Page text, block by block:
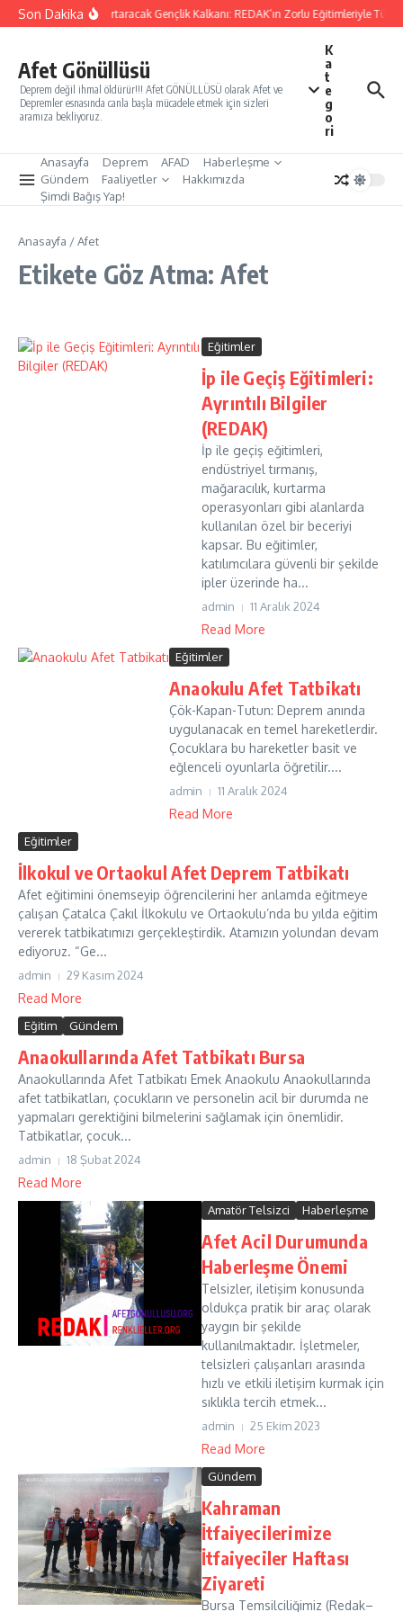
İçeriğe atla
Son DakikaYarınları Kurtaracak Gençlik Kalkanı: REDAK’ın Zorlu Eğitimleriyle
Afet Gönüllüsü
Deprem değil ihmal öldürür!!! Afet GÖNÜLLÜSÜ olarak Afet ve
Depremler esnasında canla başla mücadele etmek için sizleri
aramıza bekliyoruz.
K
a
t
e
g
o
ri
Anasayfa Deprem AFAD
Haberleşme
Gündem
Faaliyetler
Hakkımızda
Şimdi Bağış Yap!
Anasayfa /Afet
Etikete Göz Atma: Afet
Eğitimler
İp ile Geçiş Eğitimleri:
Ayrıntılı Bilgiler
(REDAK)
İp ile geçiş eğitimleri,
endüstriyel tırmanış,
mağaracılık, kurtarma
operasyonları gibi alanlarda
kullanılan özel bir beceriyi
kapsar. Bu eğitimler,
katılımcılara güvenli bir şekilde
ipler üzerinde ha...
admin 11 Aralık 2024
Read More
Eğitimler
Anaokulu Afet Tatbikatı
Çök-Kapan-Tutun: Deprem anında
uygulanacak en temel hareketlerdir.
Çocuklara bu hareketler basit ve
eğlenceli oyunlarla öğretilir....
admin 11 Aralık 2024
Read More
Eğitimler
İlkokul ve Ortaokul Afet Deprem Tatbikatı
Afet eğitimini önemseyip öğrencilerini her anlamda eğitmeye
çalışan Çatalca Çakıl İlkokulu ve Ortaokulu’nda bu yılda eğitim
vererek tatbikatımızı gerçekleştirdik. Atamızın yolundan devam
ediyoruz. “Ge...
admin 29 Kasım 2024
Read More
Eğitim Gündem
Anaokullarında Afet Tatbikatı Bursa
Anaokullarında Afet Tatbikatı Emek Anaokulu Anaokullarında
afet tatbikatları, çocukların ve personelin acil bir durumda ne
yapmaları gerektiğini bilmelerini sağlamak için önemlidir.
Tatbikatlar, çocuk...
admin 18 Şubat 2024
Read More
Amatör Telsizci Haberleşme
Afet Acil Durumunda
Haberleşme Önemi
Telsizler, iletişim konusunda
oldukça pratik bir araç olarak
yaygın bir şekilde
kullanılmaktadır. İşletmeler,
telsizleri çalışanları arasında
hızlı ve etkili iletişim kurmak için
sıklıkla tercih etmek...
admin 25 Ekim 2023
Read More
Gündem
Kahraman
İtfaiyecilerimize
İtfaiyeciler Haftası
Ziyareti
Bursa Temsilciliğimiz (Redak–